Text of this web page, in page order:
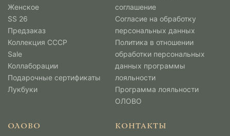
Женское
SS 26
Предзаказ
Коллекция СССР
Sale
Коллаборации
Подарочные сертификаты
Лукбуки
соглашение
Согласие на обработку
персональных данных
Политика в отношении
обработки персональных
данных программы
лояльности
Программа лояльности
ОЛОВО
ОЛОВО КОНТАКТЫ